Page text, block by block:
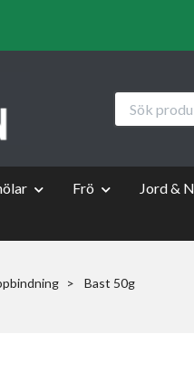
Frö Jord &
Bast 50g